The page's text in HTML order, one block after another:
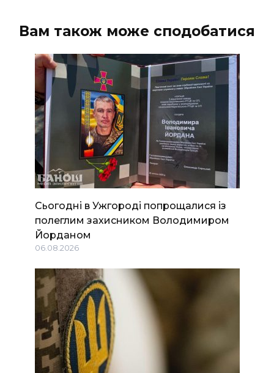
Вам також може сподобатися
Сьогодні в Ужгороді попрощалися із
полеглим захисником Володимиром
Йорданом
06.08.2026